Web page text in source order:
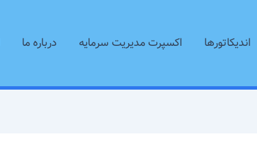
اندیکاتورها اکسپرت مدیریت سرمایه درباره ما